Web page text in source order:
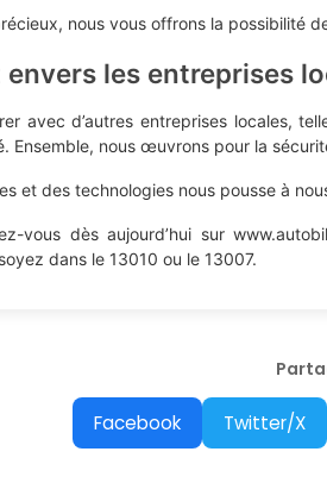
nous vous offrons la possibilité
les entreprises
avec d’autres entreprises locales,
Ensemble, nous œuvrons pour la
et des technologies nous pousse à
vous dès aujourd’hui sur
dans le 13010 ou le 13007.
Facebook Twitter/X